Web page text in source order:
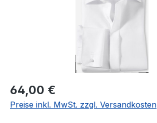
Regulärer Preis:
64,00 €
Preise inkl. MwSt. zzgl. Versandkosten